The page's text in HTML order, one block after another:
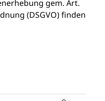
gem. Art.
(DSGVO) finden